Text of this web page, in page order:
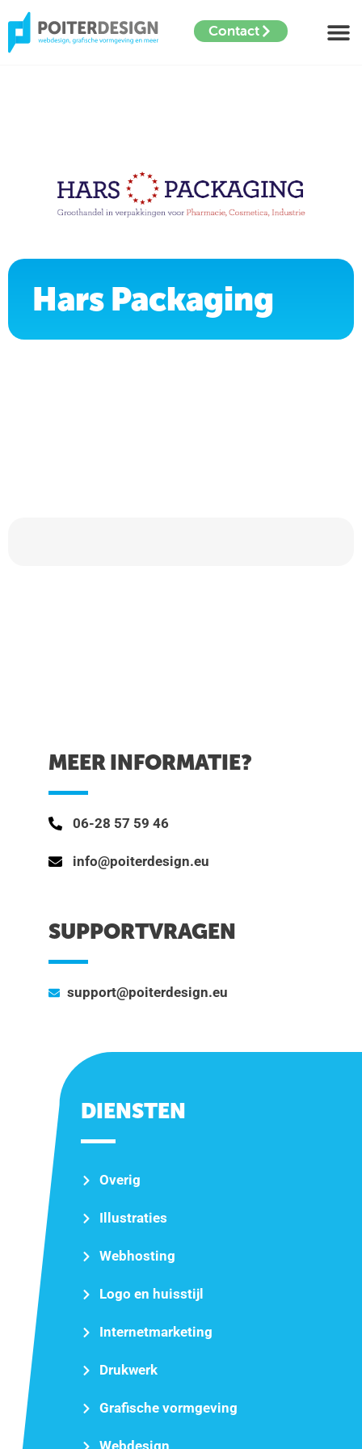
Contact
Hars Packaging
MEER INFORMATIE?
06-28 57 59 46
info@poiterdesign.eu
SUPPORTVRAGEN
support@poiterdesign.eu
DIENSTEN
Overig
Illustraties
Webhosting
Logo en huisstijl
Internetmarketing
Drukwerk
Grafische vormgeving